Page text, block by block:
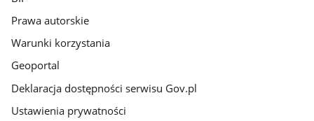
Prawa autorskie
Warunki korzystania
Geoportal
Deklaracja dostępności serwisu Gov.pl
Ustawienia prywatności